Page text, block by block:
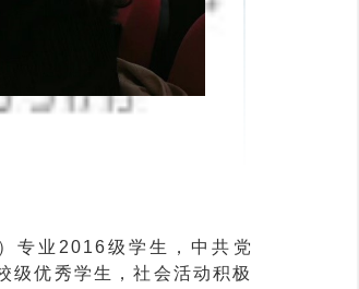
专业2016级学生，中共党
级优秀学生，社会活动积极